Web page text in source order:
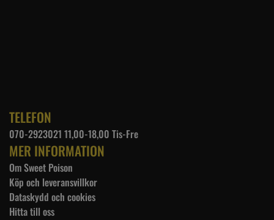
TELEFON
070-2923021 11,00-18,00 Tis-Fre
MER INFORMATION
Om Sweet Poison
Köp och leveransvillkor
Dataskydd och cookies
Hitta till oss